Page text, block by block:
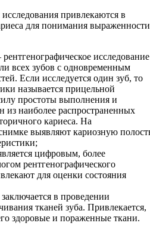
привлекаются в
для понимания выраженности
исследование
всех зубов с одновременным
Если исследуется один зуб, то
называется прицельной
простоты выполнения и
из наиболее распространенных
кариеса. На
выявляют кариозную
цифровым, более
рентгенографического
для оценки состояния
в проведении
тканей зуба. Привлекается,
здоровые и пораженные ткани.